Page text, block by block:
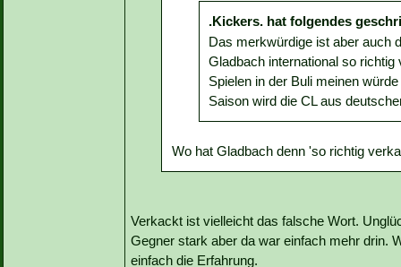
.Kickers. hat folgendes
Das merkwürdige ist aber auch
Gladbach international so
Spielen in der Buli meinen
Saison wird die CL aus
Wo hat Gladbach denn 'so richtig
Verkackt ist vielleicht das falsche Wort.
Gegner stark aber da war einfach mehr drin.
einfach die Erfahrung.